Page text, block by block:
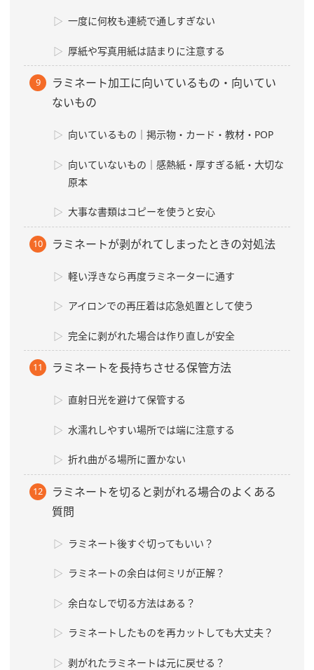
一度に何枚も連続で通しすぎない
厚紙や写真用紙は詰まりに注意する
ラミネート加工に向いているもの・向いてい
ないもの
向いているもの｜掲示物・カード・教材・POP
向いていないもの｜感熱紙・厚すぎる紙・大切な
原本
大事な書類はコピーを使うと安心
ラミネートが剥がれてしまったときの対処法
軽い浮きなら再度ラミネーターに通す
アイロンでの再圧着は応急処置として使う
完全に剥がれた場合は作り直しが安全
ラミネートを長持ちさせる保管方法
直射日光を避けて保管する
水濡れしやすい場所では端に注意する
折れ曲がる場所に置かない
ラミネートを切ると剥がれる場合のよくある
質問
ラミネート後すぐ切ってもいい？
ラミネートの余白は何ミリが正解？
余白なしで切る方法はある？
ラミネートしたものを再カットしても大丈夫？
剥がれたラミネートは元に戻せる？